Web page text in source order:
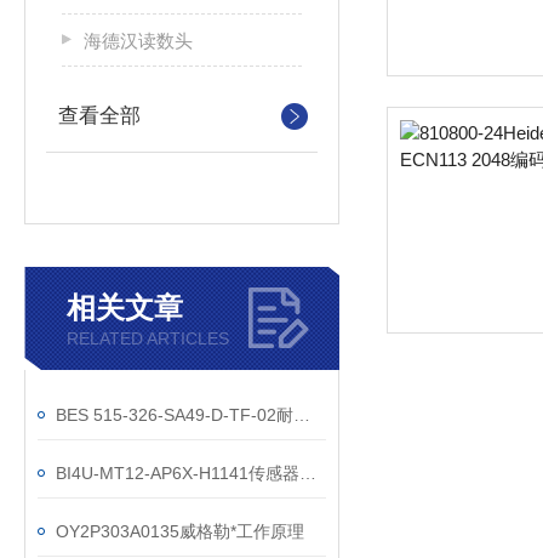
海德汉读数头
查看全部
相关文章
RELATED ARTICLES
OY2P303A0135威格勒*工作原理